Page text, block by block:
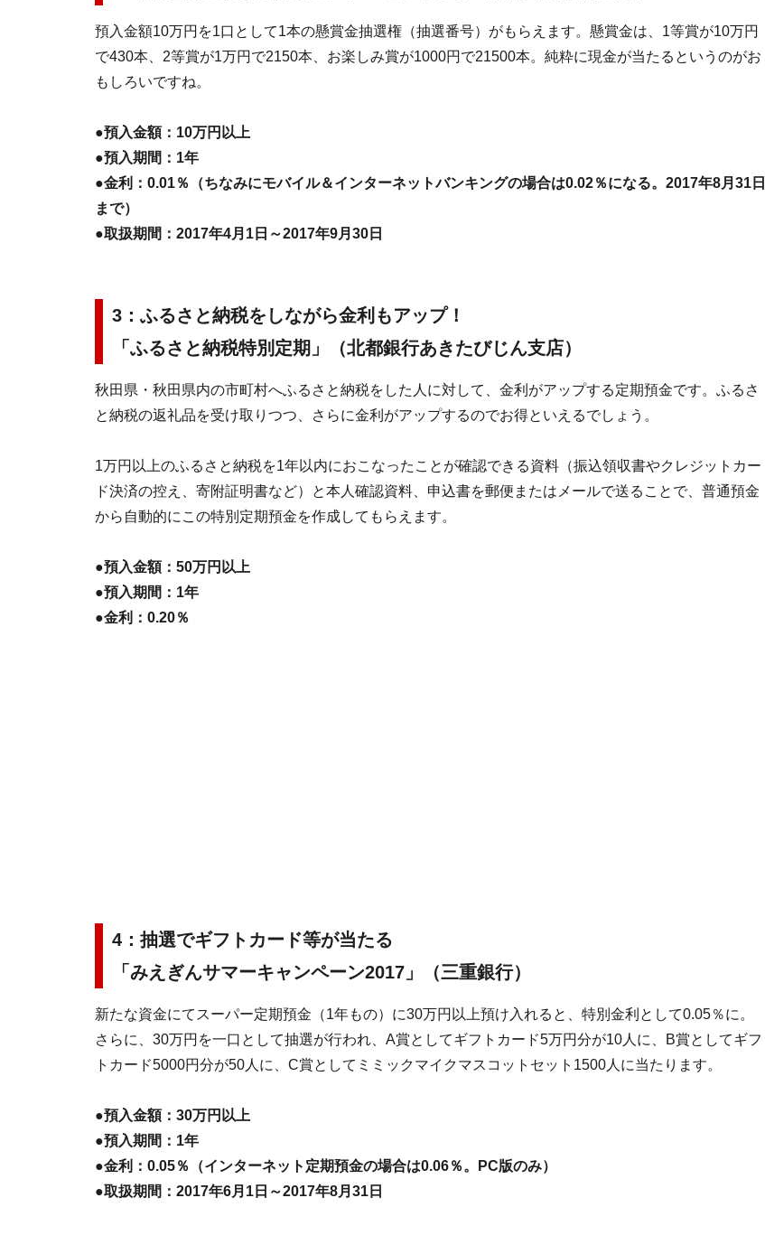
預入金額10万円を1口として1本の懸賞金抽選権（抽選番号）がもらえます。懸賞金は、1等賞が10万円
で430本、2等賞が1万円で2150本、お楽しみ賞が1000円で21500本。純粋に現金が当たるというのがお
もしろいですね。
●預入金額：10万円以上
●預入期間：1年
●金利：0.01％（ちなみにモバイル＆インターネットバンキングの場合は0.02％になる。2017年8月31日
まで）
●取扱期間：2017年4月1日～2017年9月30日
3：ふるさと納税をしながら金利もアップ！
「ふるさと納税特別定期」（北都銀行あきたびじん支店）
秋田県・秋田県内の市町村へふるさと納税をした人に対して、金利がアップする定期預金です。ふるさ
と納税の返礼品を受け取りつつ、さらに金利がアップするのでお得といえるでしょう。
1万円以上のふるさと納税を1年以内におこなったことが確認できる資料（振込領収書やクレジットカー
ド決済の控え、寄附証明書など）と本人確認資料、申込書を郵便またはメールで送ることで、普通預金
から自動的にこの特別定期預金を作成してもらえます。
●預入金額：50万円以上
●預入期間：1年
●金利：0.20％
4：抽選でギフトカード等が当たる
「みえぎんサマーキャンペーン2017」（三重銀行）
新たな資金にてスーパー定期預金（1年もの）に30万円以上預け入れると、特別金利として0.05％に。
さらに、30万円を一口として抽選が行われ、A賞としてギフトカード5万円分が10人に、B賞としてギフ
トカード5000円分が50人に、C賞としてミミックマイクマスコットセット1500人に当たります。
●預入金額：30万円以上
●預入期間：1年
●金利：0.05％（インターネット定期預金の場合は0.06％。PC版のみ）
●取扱期間：2017年6月1日～2017年8月31日